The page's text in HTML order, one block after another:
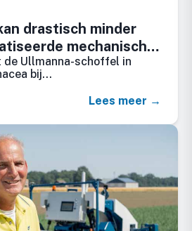
drastisch minder
mechanische
de Ullmanna-schoffel in
bij…
Lees meer →